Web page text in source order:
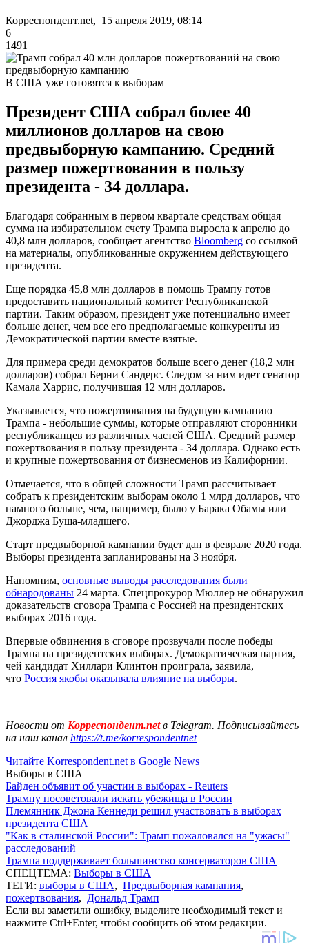
Корреспондент.net, 15 апреля 2019, 08:14
6
1491
В США уже готовятся к выборам
Президент США собрал более 40
миллионов долларов на свою
предвыборную кампанию. Средний
размер пожертвования в пользу
президента - 34 доллара.
Благодаря собранным в первом квартале средствам общая
сумма на избирательном счету Трампа выросла к апрелю до
40,8 млн долларов, сообщает агентство Bloomberg со ссылкой
на материалы, опубликованные окружением действующего
президента.
Еще порядка 45,8 млн долларов в помощь Трампу готов
предоставить национальный комитет Республиканской
партии. Таким образом, президент уже потенциально имеет
больше денег, чем все его предполагаемые конкуренты из
Демократической партии вместе взятые.
Для примера среди демократов больше всего денег (18,2 млн
долларов) собрал Берни Сандерс. Следом за ним идет сенатор
Камала Харрис, получившая 12 млн долларов.
Указывается, что пожертвования на будущую кампанию
Трампа - небольшие суммы, которые отправляют сторонники
республиканцев из различных частей США. Средний размер
пожертвования в пользу президента - 34 доллара. Однако есть
и крупные пожертвования от бизнесменов из Калифорнии.
Отмечается, что в общей сложности Трамп рассчитывает
собрать к президентским выборам около 1 млрд долларов, что
намного больше, чем, например, было у Барака Обамы или
Джорджа Буша-младшего.
Старт предвыборной кампании будет дан в феврале 2020 года.
Выборы президента запланированы на 3 ноября.
Напомним, основные выводы расследования были
обнародованы 24 марта. Спецпрокурор Мюллер не обнаружил
доказательств сговора Трампа с Россией на президентских
выборах 2016 года.
Впервые обвинения в сговоре прозвучали после победы
Трампа на президентских выборах. Демократическая партия,
чей кандидат Хиллари Клинтон проиграла, заявила,
что Россия якобы оказывала влияние на выборы.
Новости от Корреспондент.netв Telegram. Подписывайтесь
на наш канал https://t.me/korrespondentnet
Читайте Korrespondent.net в Google News
Выборы в США
Байден объявит об участии в выборах - Reuters
Трампу посоветовали искать убежища в России
Племянник Джона Кеннеди решил участвовать в выборах
президента США
"Как в сталинской России": Трамп пожаловался на "ужасы"
расследований
Трампа поддерживает большинство консерваторов США
СПЕЦТЕМА: Выборы в США
ТЕГИ: выборы в США, Предвыборная кампания,
пожертвования, Дональд Трамп
Если вы заметили ошибку, выделите необходимый текст и
нажмите Ctrl+Enter, чтобы сообщить об этом редакции.